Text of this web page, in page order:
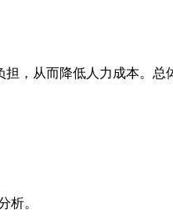
，从而降低人力成本。总
析。